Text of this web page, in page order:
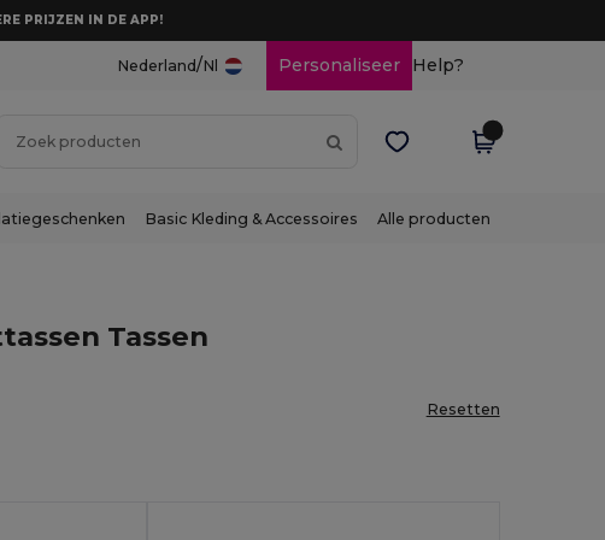
PRIJZEN IN DE APP!
Nederland/Nl Personaliseer Help?
Basic Kleding & Accessoires Alle producten
Tassen
Resetten